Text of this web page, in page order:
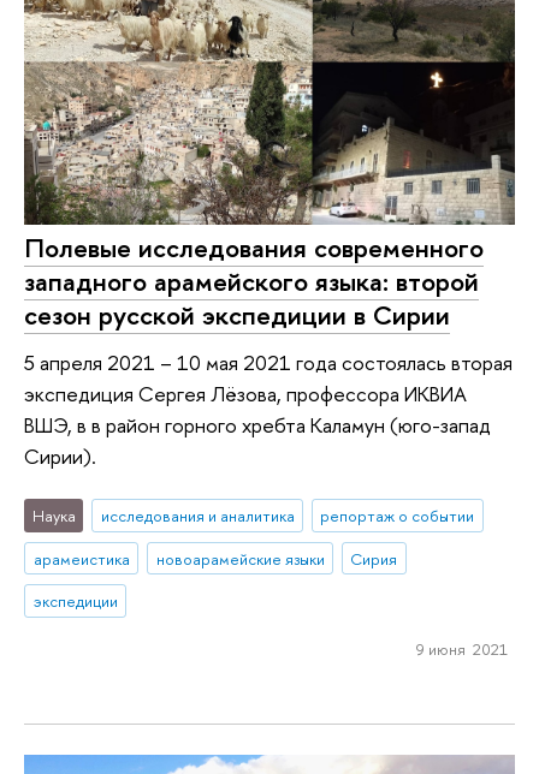
Полевые исследования современного
западного арамейского языка: второй
сезон русской экспедиции в Сирии
5 апреля 2021 – 10 мая 2021 года состоялась вторая
экспедиция Сергея Лёзова, профессора ИКВИА
ВШЭ, в в район горного хребта Каламун (юго-запад
Сирии).
Наука исследования и аналитика
репортаж о событии
арамеистика
новоарамейские языки
Сирия
экспедиции
9 июня 2021